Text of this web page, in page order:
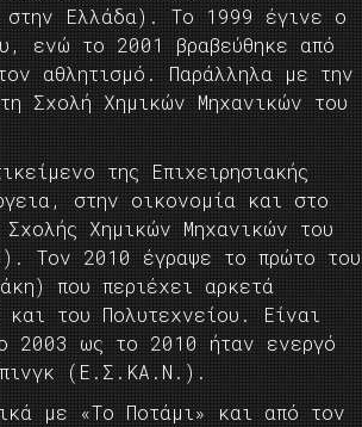
στην Ελλάδα). Το 1999 έγινε ο
ενώ το 2001 βραβεύθηκε από
αθλητισμό. Παράλληλα με την
Σχολή Χημικών Μηχανικών του
της Επιχειρησιακής
στην οικονομία και στο
Χημικών Μηχανικών του
Τον 2010 έγραψε το πρώτο του
που περιέχει αρκετά
και του Πολυτεχνείου. Είναι
2003 ως το 2010 ήταν ενεργό
(Ε.Σ.ΚΑ.Ν.).
με «Το Ποτάμι» και από τον